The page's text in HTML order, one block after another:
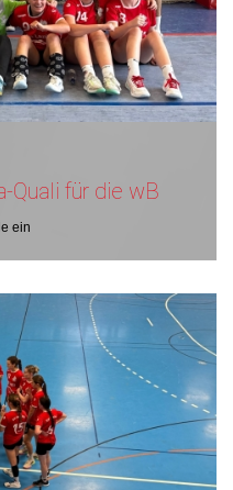
Quali für die wB
ein